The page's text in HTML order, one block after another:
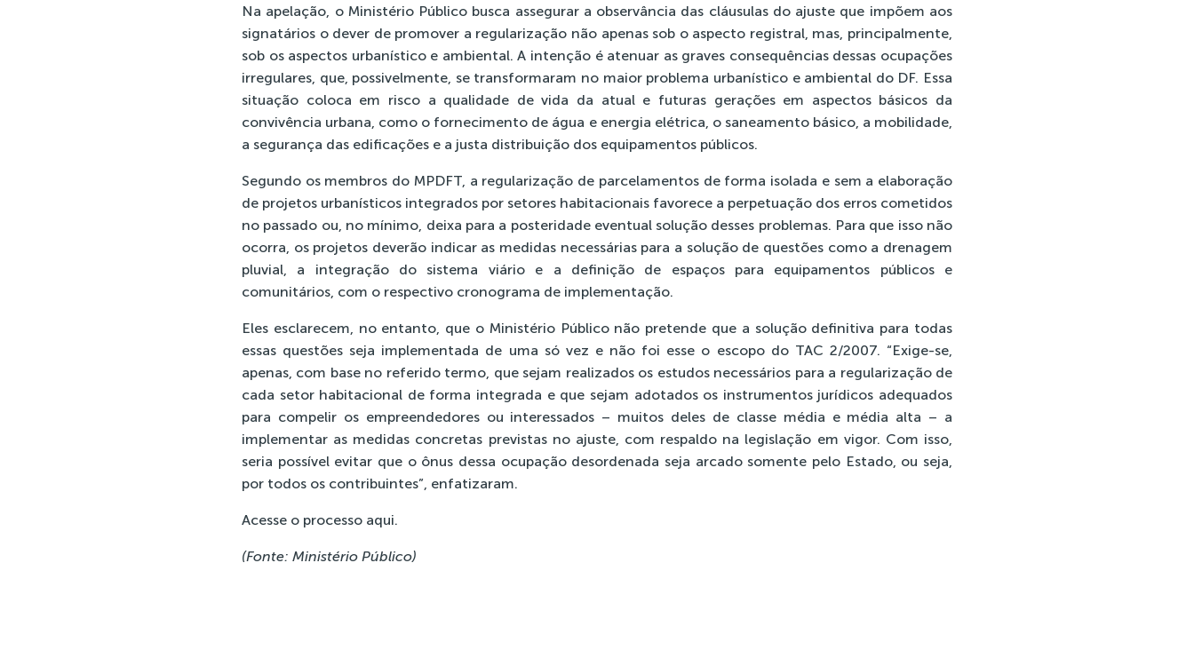
Na apelação, o Ministério Público busca assegurar a observância das cláusulas do ajuste que impõem aos
signatários o dever de promover a regularização não apenas sob o aspecto registral, mas, principalmente,
sob os aspectos urbanístico e ambiental. A intenção é atenuar as graves consequências dessas ocupações
irregulares, que, possivelmente, se transformaram no maior problema urbanístico e ambiental do DF. Essa
situação coloca em risco a qualidade de vida da atual e futuras gerações em aspectos básicos da
convivência urbana, como o fornecimento de água e energia elétrica, o saneamento básico, a mobilidade,
a segurança das edificações e a justa distribuição dos equipamentos públicos.
Segundo os membros do MPDFT, a regularização de parcelamentos de forma isolada e sem a elaboração
de projetos urbanísticos integrados por setores habitacionais favorece a perpetuação dos erros cometidos
no passado ou, no mínimo, deixa para a posteridade eventual solução desses problemas. Para que isso não
ocorra, os projetos deverão indicar as medidas necessárias para a solução de questões como a drenagem
pluvial, a integração do sistema viário e a definição de espaços para equipamentos públicos e
comunitários, com o respectivo cronograma de implementação.
Eles esclarecem, no entanto, que o Ministério Público não pretende que a solução definitiva para todas
essas questões seja implementada de uma só vez e não foi esse o escopo do TAC 2/2007. “Exige-se,
apenas, com base no referido termo, que sejam realizados os estudos necessários para a regularização de
cada setor habitacional de forma integrada e que sejam adotados os instrumentos jurídicos adequados
para compelir os empreendedores ou interessados – muitos deles de classe média e média alta – a
implementar as medidas concretas previstas no ajuste, com respaldo na legislação em vigor. Com isso,
seria possível evitar que o ônus dessa ocupação desordenada seja arcado somente pelo Estado, ou seja,
por todos os contribuintes”, enfatizaram.
Acesse o processo aqui.
(Fonte: Ministério Público)